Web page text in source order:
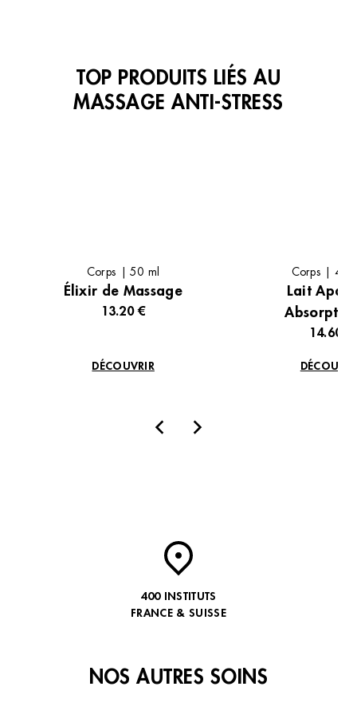
Institut de beauté – Sarrola-
Carcopino
VOIR L’INSTITUT
OBTENIR L’ITINÉRAIRE
TOP PRODUITS LIÉS AU
MASSAGE ANTI-STRESS
Corps | 50 ml
Élixir de Massage
13.20 €
DÉCOUVRIR
Corps |
Lait
14.60 €
400 INSTITUTS
FRANCE & SUISSE
NOS AUTRES SOINS